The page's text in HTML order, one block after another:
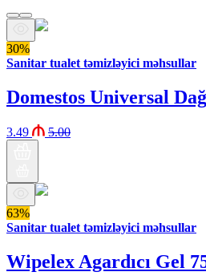
30%
Sanitar tualet təmizləyici məhsullar
Domestos Universal
3.49 5.00
63%
Sanitar tualet təmizləyici məhsullar
Wipelex Agardıcı Gel